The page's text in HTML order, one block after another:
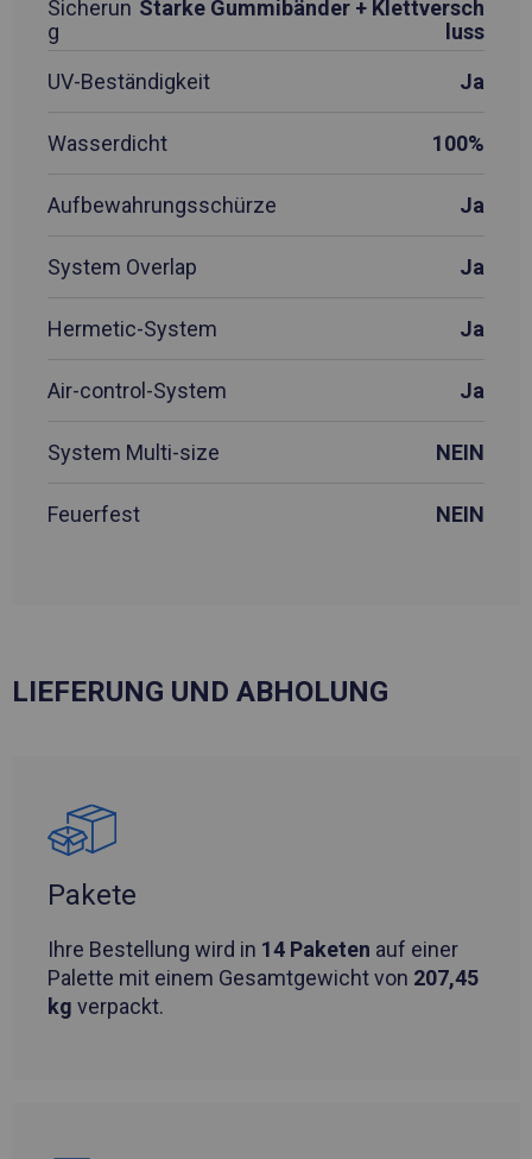
Sicherun
g
Starke Gummibänder + Klettversch
luss
UV-Beständigkeit
Ja
Wasserdicht 100%
Aufbewahrungsschürze Ja
System Overlap Ja
Hermetic-System Ja
Air-control-System Ja
System Multi-size NEIN
Feuerfest NEIN
LIEFERUNG UND ABHOLUNG
Pakete
Ihre Bestellung wird in 14 Paketen auf einer
Palette mit einem Gesamtgewicht von 207,45
kg verpackt.